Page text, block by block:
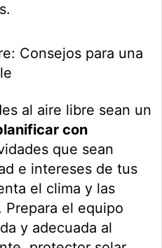
Consejos para una
al aire libre sean un
con
que sean
e intereses de tus
el clima y las
el equipo
y adecuada al